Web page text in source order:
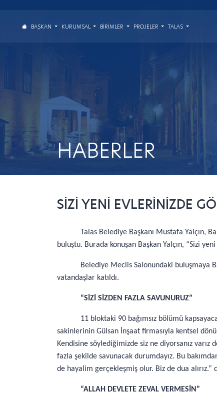
BAŞKAN KURUMSAL BIRIMLER PROJELER TALAS
HABERLER
SİZİ YENİ EVLERİNİZDE
Talas Belediye Başkanı Mustafa Yalçın,
buluştu. Burada konuşan Başkan Yalçın, “Sizi
Belediye Meclis Salonundaki buluşmaya
vatandaşlar katıldı.
“SİZİ SİZDEN FAZLA SAVUNURUZ”
11 bloktaki 90 bağımsız bölümü
sakinlerinin Gülsan İnşaat firmasıyla kentsel
Kendisine söylediğimizde siz ne diyorsanız
fazla şekilde savunacak durumdayız. Bu
de hayalim gerçekleşmiş olur. Biz de dua alırız.”
“ALLAH DEVLETE ZEVAL VERMESİN”